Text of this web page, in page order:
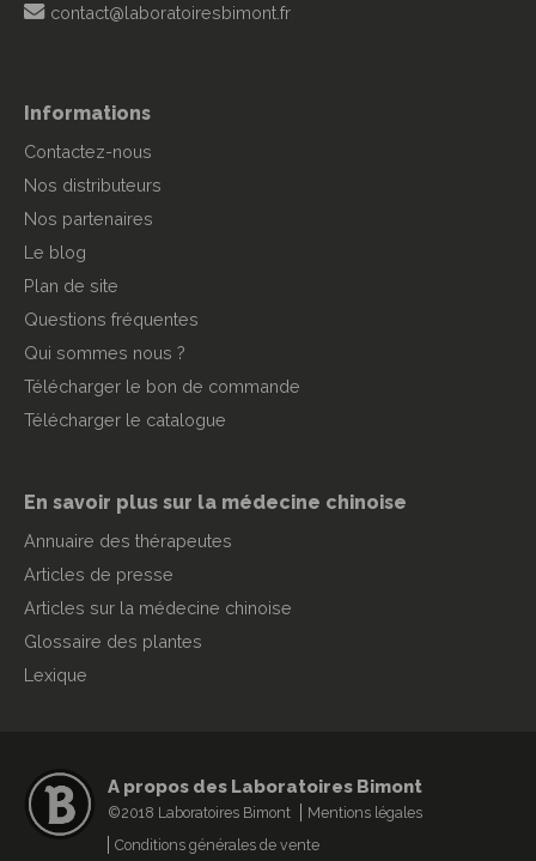
contact@laboratoiresbimont.fr
Informations
Contactez-nous
Nos distributeurs
Nos partenaires
Le blog
Plan de site
Questions fréquentes
Qui sommes nous ?
Télécharger le bon de commande
Télécharger le catalogue
En savoir plus sur la médecine chinoise
Annuaire des thérapeutes
Articles de presse
Articles sur la médecine chinoise
Glossaire des plantes
Lexique
A propos des Laboratoires Bimont
©2018 Laboratoires Bimont
Mentions légales
Conditions générales de vente